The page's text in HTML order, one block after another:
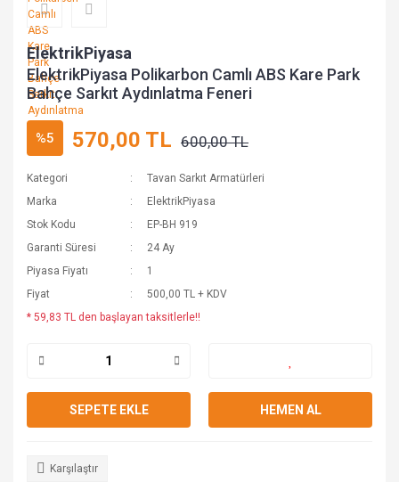
ElektrikPiyasa
ElektrikPiyasa Polikarbon Camlı ABS Kare Park
Bahçe Sarkıt Aydınlatma Feneri
%5 570,00 TL 600,00 TL
Kategori
Tavan Sarkıt Armatürleri
Marka
ElektrikPiyasa
Stok Kodu
EP-BH 919
Garanti Süresi
24 Ay
Piyasa Fiyatı
1
Fiyat
500,00 TL + KDV
* 59,83 TL den başlayan taksitlerle!!
SEPETE EKLE HEMEN AL
Karşılaştır